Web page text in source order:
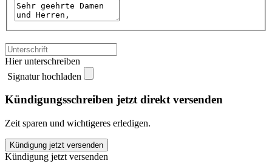
Hier unterschreiben
Signatur hochladen
Kündigungsschreiben jetzt direkt versenden
Zeit sparen und wichtigeres erledigen.
Stadtwerke
Rostock
Kündigung jetzt versenden
Kündigung jetzt versenden